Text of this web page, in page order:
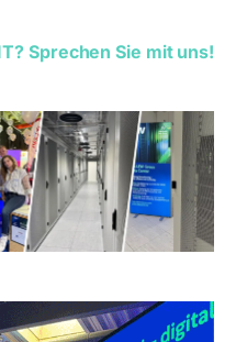
Sprechen Sie mit uns!